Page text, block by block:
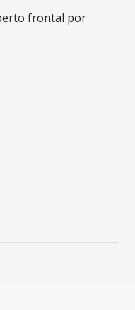
frontal por